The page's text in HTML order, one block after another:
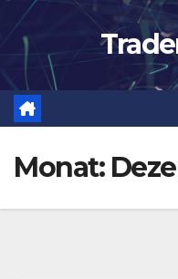
Zum
Inhalt
springen
Monat: